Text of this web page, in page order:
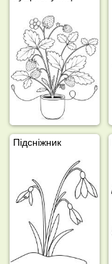
Підсніжник